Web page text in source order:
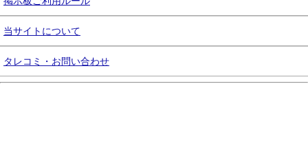
当サイトについて
タレコミ・お問い合わせ